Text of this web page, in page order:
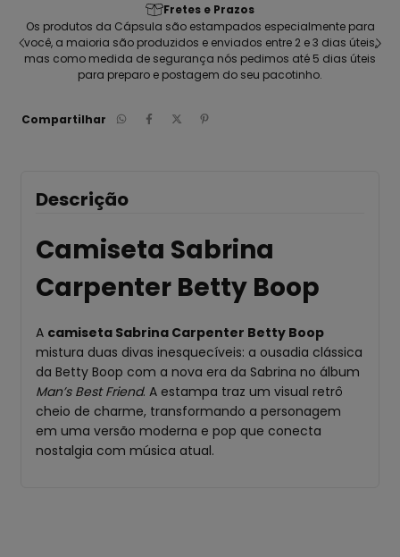
para
úteis,
úteis
Qualidade garantida: Estampas e Material
Camisetas com malha 100% algodão sustentável, refinada
penteada; Estampada em silk digital de alta fidelidade,
vegano, totalmente feito no Brasil
Compartilhar
Descrição
Camiseta Sabrina
Carpenter Betty Boop
A camiseta Sabrina Carpenter Betty Boop
mistura duas divas inesquecíveis: a ousadia clássica
da Betty Boop com a nova era da Sabrina no álbum
Man’s Best Friend. A estampa traz um visual retrô
cheio de charme, transformando a personagem
em uma versão moderna e pop que conecta
nostalgia com música atual.